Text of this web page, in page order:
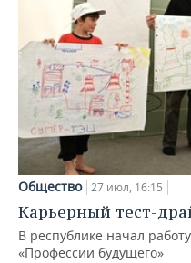
Общество 27 июл, 16:15
Карьерный тест-
В республике начал
«Профессии будущего»